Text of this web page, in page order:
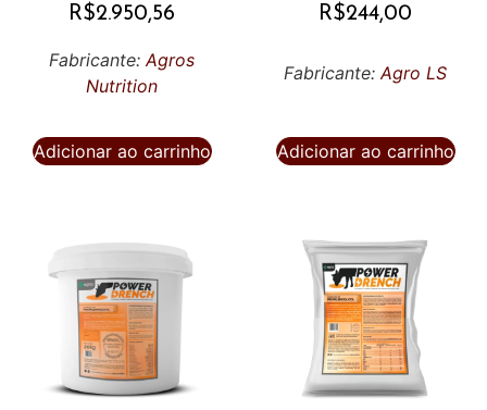
R$2.950,56
Fabricante:Agros
Nutrition
Adicionar ao carrinho
R$244,00
Fabricante:Agro LS
Adicionar ao carrinho